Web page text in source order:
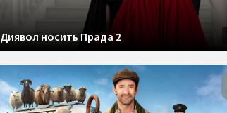
Диявол носить Прада 2